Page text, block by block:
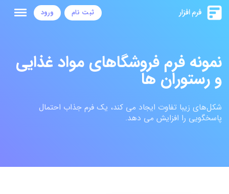
ثبت نام ورود
نمونه فرم فروشگاهای مواد غذایی
و رستوران ها
شکل‌های زیبا تفاوت ایجاد می کند، یک فرم جذاب احتمال
پاسخگویی را افزایش می دهد.